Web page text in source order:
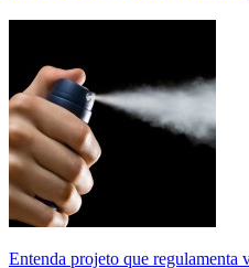
Entenda projeto que regulamenta